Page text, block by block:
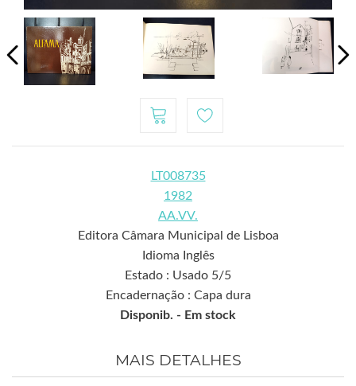
LT008735
1982
AA.VV.
Editora Câmara Municipal de Lisboa
Idioma Inglês
Estado : Usado 5/5
Encadernação : Capa dura
Disponib. - Em stock
MAIS DETALHES